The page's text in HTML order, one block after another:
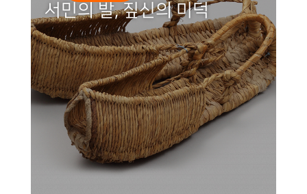
서민의 발, 짚신의 미덕